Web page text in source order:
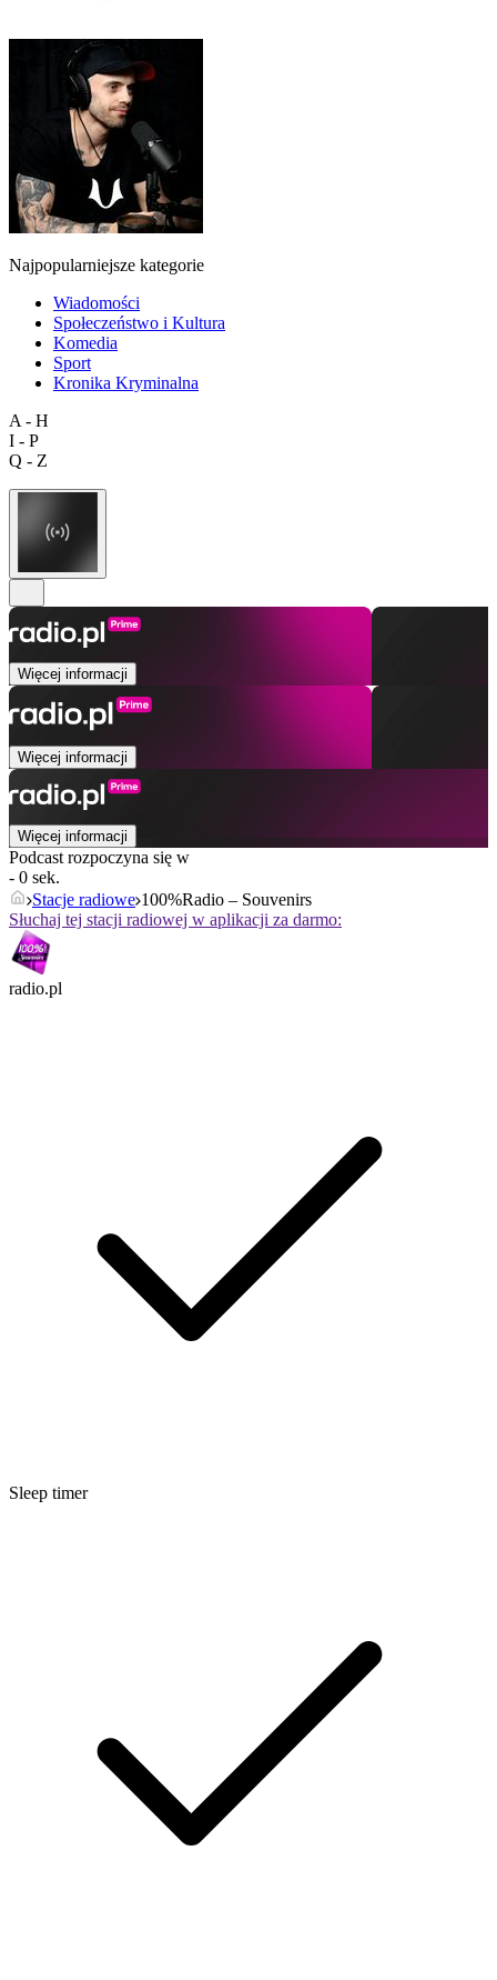
Najpopularniejsze kategorie
Wiadomości
Społeczeństwo i Kultura
Komedia
Sport
Kronika Kryminalna
A - H
I - P
Q - Z
Więcej informacji
Więcej informacji
Więcej informacji
Podcast rozpoczyna się w
- 0 sek.
Stacje radiowe 100%Radio – Souvenirs
Słuchaj tej stacji radiowej w aplikacji za darmo:
radio.pl
Sleep timer